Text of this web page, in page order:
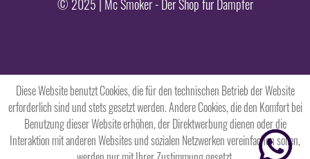
© 2025 | Mc Smoker - Der Shop für Dampfer
Diese Website benutzt Cookies, die für den technischen Betrieb der Website
erforderlich sind und stets gesetzt werden. Andere Cookies, die den Komfort bei
Benutzung dieser Website erhöhen, der Direktwerbung dienen oder die
Interaktion mit anderen Websites und sozialen Netzwerken vereinfachen sollen,